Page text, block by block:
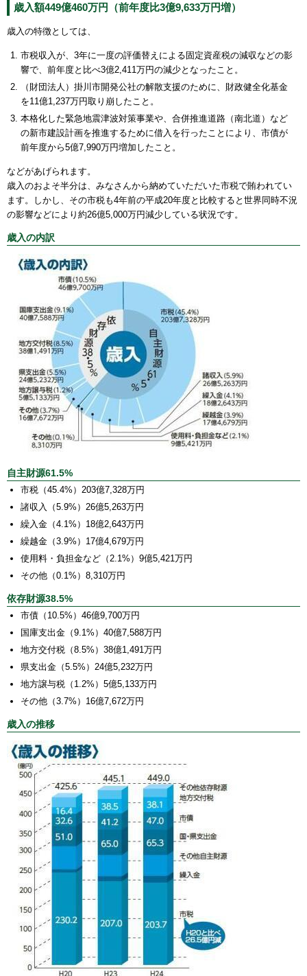
歳入額449億460万円（前年度比3億9,633万円増）
歳入の特徴としては、
市税収入が、3年に一度の評価替えによる固定資産税の減収などの影
響で、前年度と比べ3億2,411万円の減少となったこと。
（財団法人）掛川市開発公社の解散支援のために、財政健全化基金
を11億1,237万円取り崩したこと。
本格化した緊急地震津波対策事業や、合併推進道路（南北道）など
の新市建設計画を推進するために借入を行ったことにより、市債が
前年度から5億7,990万円増加したこと。
などがあげられます。
歳入のおよそ半分は、みなさんから納めていただいた市税で賄われてい
ます。しかし、その市税も4年前の平成20年度と比較すると世界同時不況
の影響などにより約26億5,000万円減少している状況です。
歳入の内訳
自主財源61.5%
市税（45.4%）203億7,328万円
諸収入（5.9%）26億5,263万円
繰入金（4.1%）18億2,643万円
繰越金（3.9%）17億4,679万円
使用料・負担金など（2.1%）9億5,421万円
その他（0.1%）8,310万円
依存財源38.5%
市債（10.5%）46億9,700万円
国庫支出金（9.1%）40億7,588万円
地方交付税（8.5%）38億1,491万円
県支出金（5.5%）24億5,232万円
地方譲与税（1.2%）5億5,133万円
その他（3.7%）16億7,672万円
歳入の推移